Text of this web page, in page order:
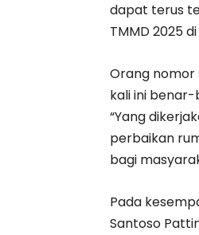
dapat terus
TMMD 2025
Orang nomor
kali ini
“Yang
perbaikan
bagi
Pada
Santoso